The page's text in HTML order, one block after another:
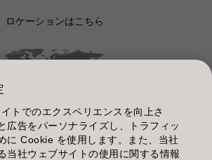
ロケーションはこちら
管理情報
利用規約
トでのエクスペリエンスを向上さ
広告をパーソナライズし、トラフィッ
に Cookie を使用します。また、当社
当社ウェブサイトの使用に関する情報